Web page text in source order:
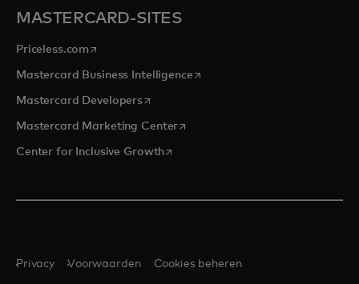
MASTERCARD-SITES
Priceless.com opens in a new tab
Mastercard Business Intelligenceopens in a new tab
Mastercard Developersopens in a new tab
Mastercard Marketing Centeropens in a new tab
Center for Inclusive Growthopens in a new tab
Privacy Voorwaarden Cookies beheren